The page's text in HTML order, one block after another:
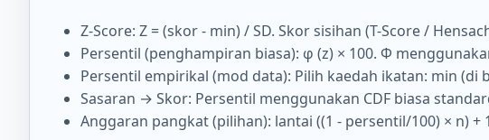
Z-Score: Z = (skor - min) / SD. Skor sisihan (T-Score /
Persentil (penghampiran biasa): φ (z) × 100. Φ
Persentil empirikal (mod data): Pilih kaedah ikatan: min (di
Sasaran → Skor: Persentil menggunakan CDF biasa
Anggaran pangkat (pilihan): lantai ((1 - persentil/100) × n) +